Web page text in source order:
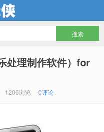
处理制作软件）for
1206浏览 0评论